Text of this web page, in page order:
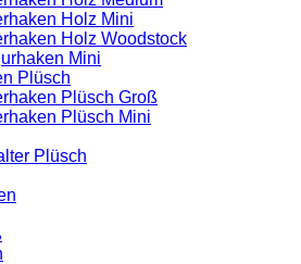
Holz Mini
Holz Woodstock
Mini
Plüsch
Plüsch Groß
Plüsch Mini
Plüsch